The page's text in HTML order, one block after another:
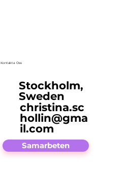
Kontakta Oss
Stockholm,
Sweden
christina.sc
hollin@gma
il.com
Samarbeten